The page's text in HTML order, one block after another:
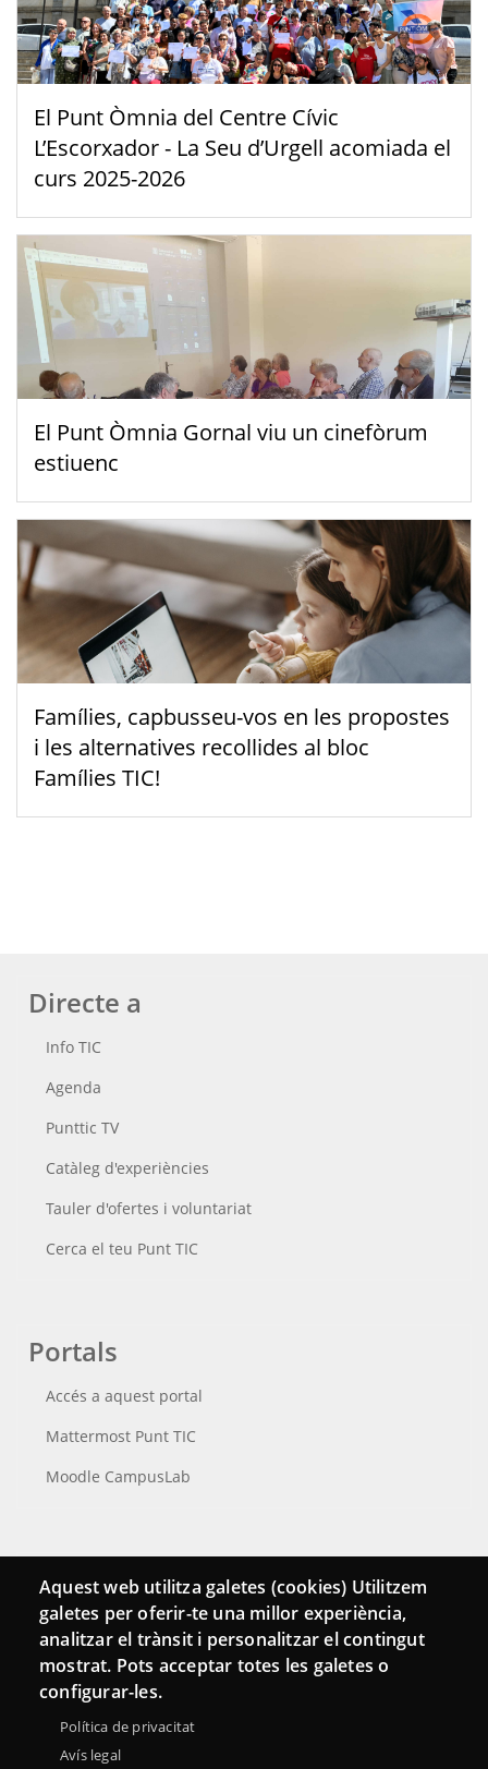
El Punt Òmnia del Centre Cívic
L’Escorxador - La Seu d’Urgell acomiada el
curs 2025-2026
El Punt Òmnia Gornal viu un cinefòrum
estiuenc
Famílies, capbusseu-vos en les propostes
i les alternatives recollides al bloc
Famílies TIC!
Directe a
Info TIC
Agenda
Punttic TV
Catàleg d'experiències
Tauler d'ofertes i voluntariat
Cerca el teu Punt TIC
Portals
Accés a aquest portal
Mattermost Punt TIC
Moodle CampusLab
Connecta
Bustia de contacte
Butlletins
Aquest web utilitza galetes (cookies) Utilitzem
galetes per oferir-te una millor experiència,
analitzar el trànsit i personalitzar el contingut
mostrat. Pots acceptar totes les galetes o
configurar-les.
Política de privacitat
Avís legal